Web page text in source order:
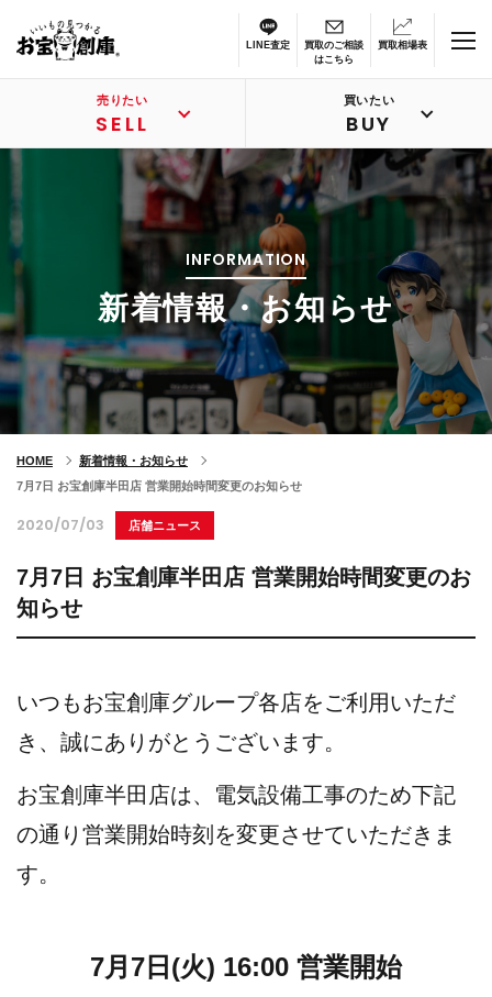
LINE査定
買取のご相談
はこちら
買取相場表
売りたい
SELL
買いたい
BUY
INFORMATION
新着情報・お知らせ
HOME
新着情報・お知らせ
7月7日 お宝創庫半田店 営業開始時間変更のお知らせ
2020/07/03 店舗ニュース
7月7日 お宝創庫半田店 営業開始時間変更のお
知らせ
いつもお宝創庫グループ各店をご利用いただ
き、誠にありがとうございます。
お宝創庫半田店は、電気設備工事のため下記
の通り営業開始時刻を変更させていただきま
す。
7月7日(火) 16:00 営業開始